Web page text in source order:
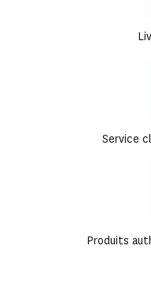
Service
Produits